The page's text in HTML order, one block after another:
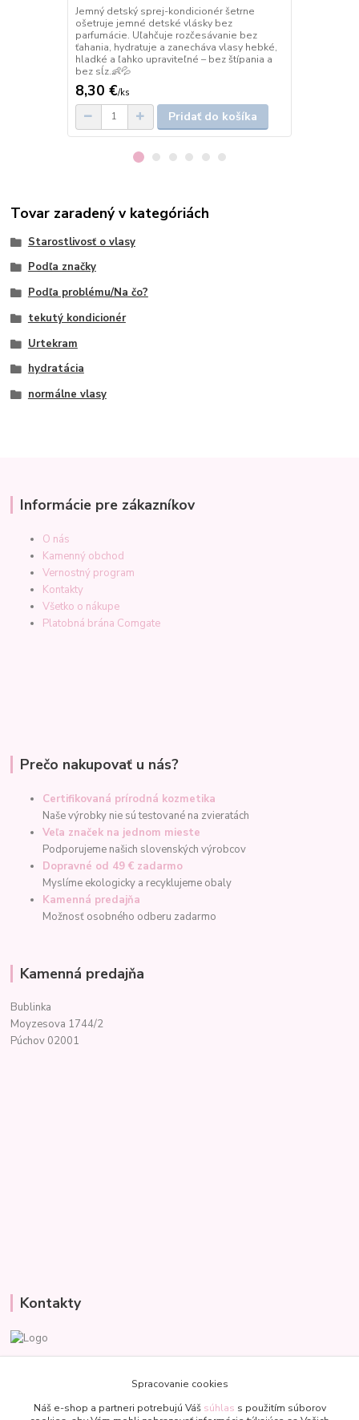
Jemný detský sprej-kondicionér šetrne
ošetruje jemné detské vlásky bez
parfumácie. Uľahčuje rozčesávanie bez
ťahania, hydratuje a zanecháva vlasy hebké,
hladké a ľahko upraviteľné – bez štípania a
bez sĺz.👶💦
8,30 €/ks
Pridať do košíka
Tovar zaradený v kategóriách
Starostlivosť o vlasy
Podľa značky
Podľa problému/Na čo?
tekutý kondicionér
Urtekram
hydratácia
normálne vlasy
Informácie pre zákazníkov
O nás
Kamenný obchod
Vernostný program
Kontakty
Všetko o nákupe
Platobná brána Comgate
Prečo nakupovať u nás?
Certifikovaná prírodná kozmetika
Naše výrobky nie sú testované na zvieratách
Veľa značek na jednom mieste
Podporujeme našich slovenských výrobcov
Dopravné od 49 € zadarmo
Myslíme ekologicky a recyklujeme obaly
Kamenná predajňa
Možnosť osobného odberu zadarmo
Kamenná predajňa
Bublinka
Moyzesova 1744/2
Púchov 02001
Kontakty
+421 907 977 470Spracovanie cookies
Náš e-shop a partneri potrebujú Váš súhlas s použitím súborov